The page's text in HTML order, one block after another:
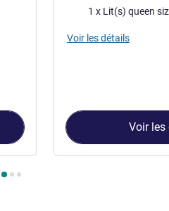
Literie1 x Lit(s) queen
Voir les détails
Voir